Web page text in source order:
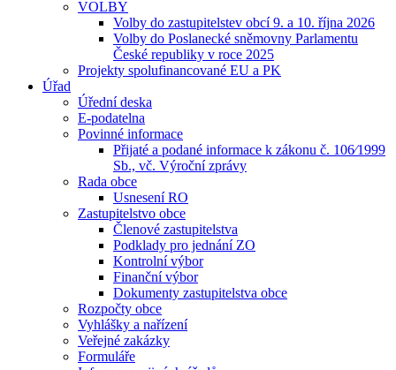
VOLBY
Volby do zastupitelstev obcí 9. a 10. října 2026
Volby do Poslanecké sněmovny Parlamentu
České republiky v roce 2025
Projekty spolufinancované EU a PK
Úřad
Úřední deska
E-podatelna
Povinné informace
Přijaté a podané informace k zákonu č. 106⁄1999
Sb., vč. Výroční zprávy
Rada obce
Usnesení RO
Zastupitelstvo obce
Členové zastupitelstva
Podklady pro jednání ZO
Kontrolní výbor
Finanční výbor
Dokumenty zastupitelstva obce
Rozpočty obce
Vyhlášky a nařízení
Veřejné zakázky
Formuláře